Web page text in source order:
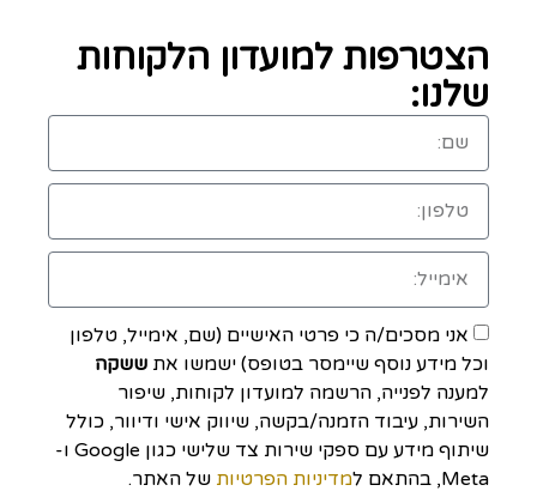
הצטרפות למועדון הלקוחות
שלנו:
אני מסכים/ה כי פרטי האישיים (שם, אימייל, טלפון
וכל מידע נוסף שיימסר בטופס) ישמשו את ששקה
למענה לפנייה, הרשמה למועדון לקוחות, שיפור
השירות, עיבוד הזמנה/בקשה, שיווק אישי ודיוור, כולל
שיתוף מידע עם ספקי שירות צד שלישי כגון Google ו-
Meta, בהתאם ל
מדיניות הפרטיות של האתר.